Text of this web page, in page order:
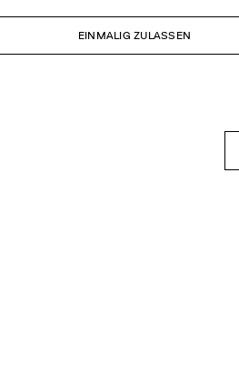
EINMALIG ZULASSEN